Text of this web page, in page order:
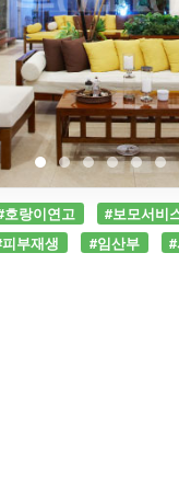
호랑이연고 #보모서비
부재생 #임산부